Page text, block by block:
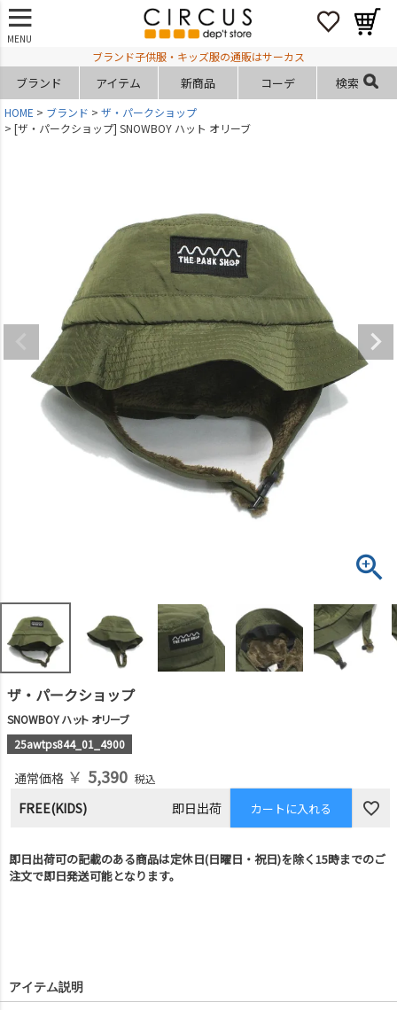
MENU
ブランド子供服・キッズ服の通販はサーカス
ブランド アイテム 新商品 コーデ 検索
HOME ブランド
ザ・パークショップ
[ザ・パークショップ] SNOWBOY ハット オリーブ
ザ・パークショップ
SNOWBOY ハット オリーブ
25awtps844_01_4900
通常価格 ￥ 5,390 税込
FREE(KIDS) 即日出荷 カートに入れる
即日出荷可の記載のある商品は定休日(日曜日・祝日)を除く15時までのご
注文で即日発送可能となります。
アイテム説明